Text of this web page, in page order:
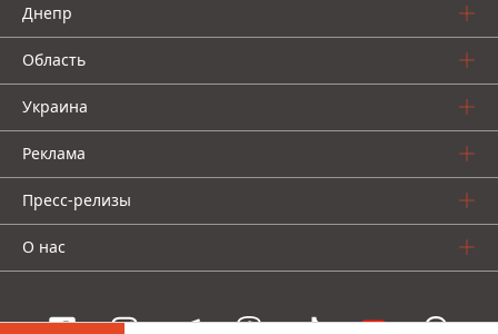
Днепр
Область
Украина
Реклама
Пресс-релизы
О нас